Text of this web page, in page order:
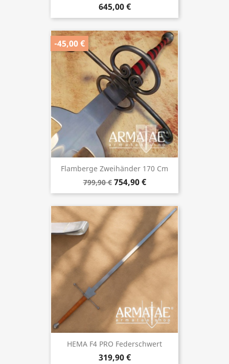
645,00 €
Flamberge Zweihänder 170 Cm
799,90 € 754,90 €
-45,00 €
HEMA F4 PRO Federschwert
319,90 €